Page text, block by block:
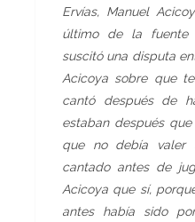
Ervías, Manuel
último de la fuente
suscitó una disputa
Acicoya sobre que
cantó después de
estaban después
que no debía valer
cantado antes de
Acicoya que sí,
antes había sido